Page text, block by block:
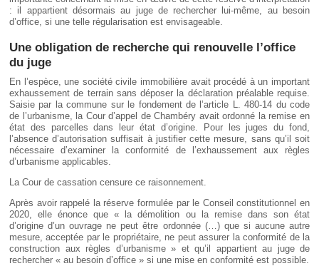
: il appartient désormais au juge de rechercher lui-même, au besoin
d’office, si une telle régularisation est envisageable.
Une obligation de recherche qui renouvelle l’office
du juge
En l’espèce, une société civile immobilière avait procédé à un important
exhaussement de terrain sans déposer la déclaration préalable requise.
Saisie par la commune sur le fondement de l’article L. 480-14 du code
de l’urbanisme, la Cour d’appel de Chambéry avait ordonné la remise en
état des parcelles dans leur état d’origine. Pour les juges du fond,
l’absence d’autorisation suffisait à justifier cette mesure, sans qu’il soit
nécessaire d’examiner la conformité de l’exhaussement aux règles
d’urbanisme applicables.
La Cour de cassation censure ce raisonnement.
Après avoir rappelé la réserve formulée par le Conseil constitutionnel en
2020, elle énonce que « la démolition ou la remise dans son état
d’origine d’un ouvrage ne peut être ordonnée (…) que si aucune autre
mesure, acceptée par le propriétaire, ne peut assurer la conformité de la
construction aux règles d’urbanisme » et qu’il appartient au juge de
rechercher « au besoin d’office » si une mise en conformité est possible.